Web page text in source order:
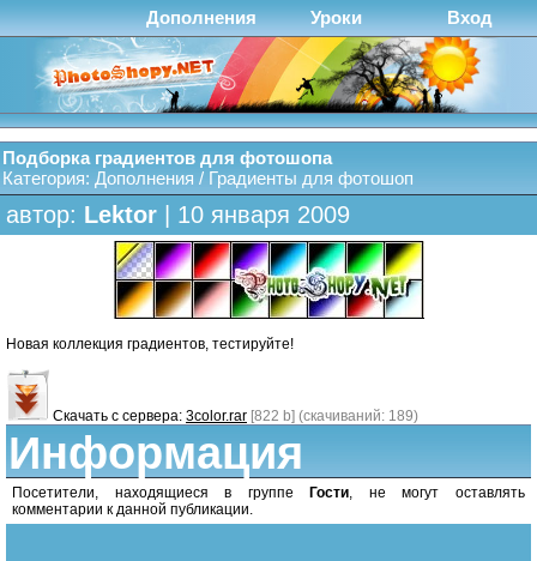
Дополнения Уроки Вход
Подборка градиентов для фотошопа
Категория: Дополнения / Градиенты для фотошоп
автор: Lektor | 10 января 2009
Новая коллекция градиентов, тестируйте!
Скачать с сервера: 3color.rar [822 b] (cкачиваний: 189)
Информация
Посетители, находящиеся в группе Гости, не могут оставлять
комментарии к данной публикации.